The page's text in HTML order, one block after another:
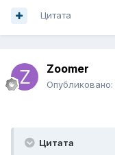
Цитата
Zoomer
Опубликовано:
Цитата